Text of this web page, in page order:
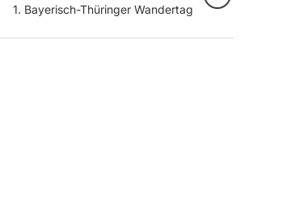
1. Bayerisch-Thüringer Wandertag